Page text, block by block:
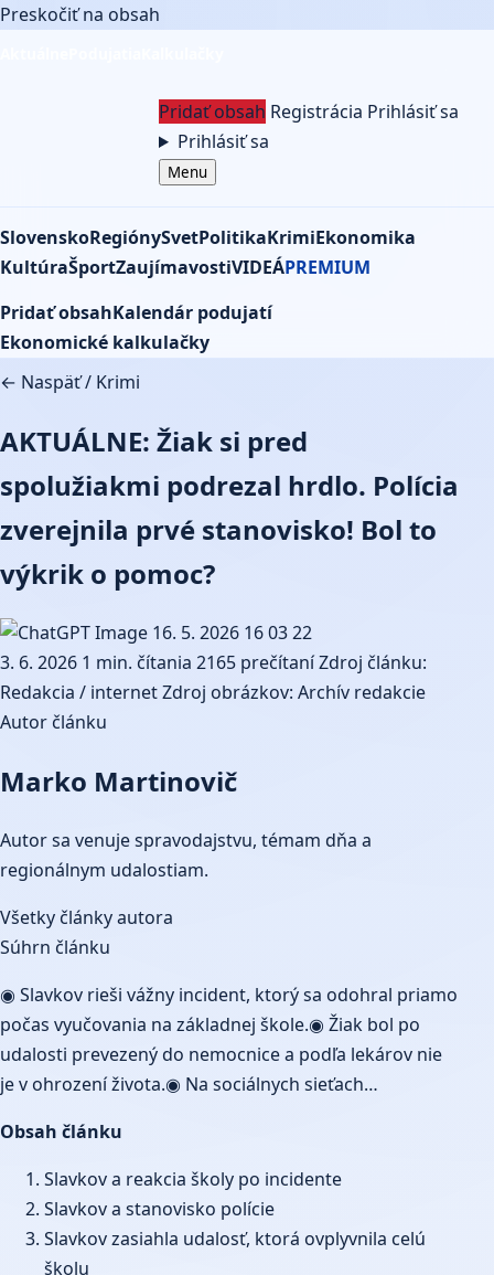
Preskočiť na obsah
Pridať obsah Registrácia Prihlásiť sa
Prihlásiť sa
Menu
SlovenskoRegiónySvetPolitikaKrimiEkonomika
KultúraŠportZaujímavostiVIDEÁPREMIUM
Pridať obsahKalendár podujatí
Ekonomické kalkulačky
← Naspäť/ Krimi
AKTUÁLNE: Žiak si pred
spolužiakmi podrezal hrdlo. Polícia
zverejnila prvé stanovisko! Bol to
výkrik o pomoc?
3. 6. 2026 1 min. čítania 2165 prečítaníZdroj článku:
Redakcia / internetZdroj obrázkov: Archív redakcie
Autor článku
Marko Martinovič
Autor sa venuje spravodajstvu, témam dňa a
regionálnym udalostiam.
Všetky články autora
Súhrn článku
◉ Slavkov rieši vážny incident, ktorý sa odohral priamo
počas vyučovania na základnej škole.◉ Žiak bol po
udalosti prevezený do nemocnice a podľa lekárov nie
je v ohrození života.◉ Na sociálnych sieťach…
Obsah článku
Slavkov a reakcia školy po incidente
Slavkov a stanovisko polície
Slavkov zasiahla udalosť, ktorá ovplyvnila celú
školu